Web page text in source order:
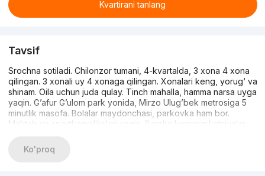
Kvartirani tanlang
Tavsif
Srochna sotiladi. Chilonzor tumani, 4-kvartalda, 3 xona 4 xona
qilingan. 3 xonali uy 4 xonaga qilingan. Xonalari keng, yorug‘ va
shinam. Oila uchun juda qulay. Tinch mahalla, hamma narsa uyga
yaqin. G’afur G’ulom park yonida, Mirzo Ulug’bek metrosiga 5
minutlik masofa. Bolalar maydonchasi, parkovka ham bor.
Maktab va sportkomplikslari yaqin. Barcha kommunikatsiyalar
kondisoner, yangi gaz, shkaflar bor). Jiddiy oluvchilar murojaat
qilishi mumkin. Batafsil ma’lumot uchun: 90)120-41-97
Ko'proq